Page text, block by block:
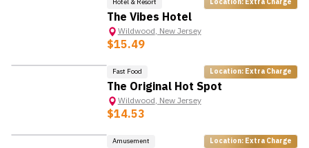
ขยัน อดทน และสามารถยืนหรือเดินนาน ๆ ได้
สื่อสารภาษาอังกฤษได้ในระดับดี เพื่อพูดคุยกับลูกค้าต่าง
พร้อมเรียนรู้งานใหม่ ๆ และปรับตัวกับบรรยากาศการ
ทำงานที่หลากหลาย
ทำงานเป็นทีมได้ดี และมีความรับผิดชอบ
*ข้อมูลนี้อาจมีการเปลี่ยนแปลง ขึ้นอยู่กับนายจ้าง
The Vibes Hotel
Wildwood,New Jersey
$15.49
Fast Food Location: Extra Charge
The Original Hot Spot
Wildwood,New Jersey
$14.53
Amusement Location: Extra Charge